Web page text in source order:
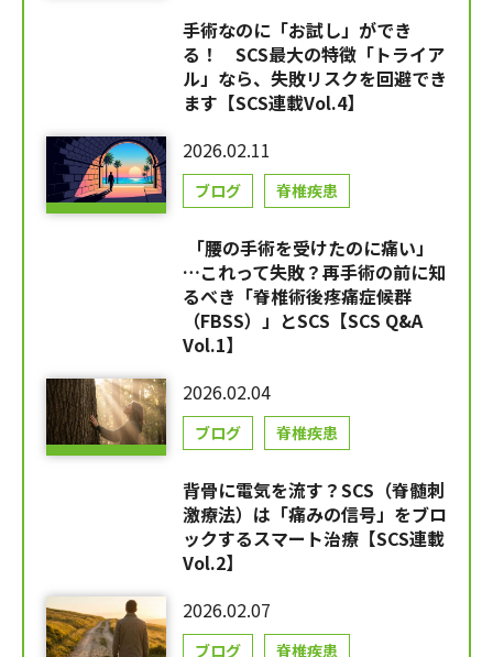
手術なのに「お試し」ができ
る！ SCS最大の特徴「トライア
ル」なら、失敗リスクを回避でき
ます【SCS連載Vol.4】
2026.02.11
ブログ 脊椎疾患
「腰の手術を受けたのに痛い」
…これって失敗？再手術の前に知
るべき「脊椎術後疼痛症候群
（FBSS）」とSCS【SCS Q&A
Vol.1】
2026.02.04
ブログ 脊椎疾患
背骨に電気を流す？SCS（脊髄刺
激療法）は「痛みの信号」をブロ
ックするスマート治療【SCS連載
Vol.2】
2026.02.07
ブログ 脊椎疾患